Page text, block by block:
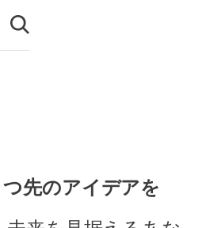
navigation
Open search
先のアイデアを